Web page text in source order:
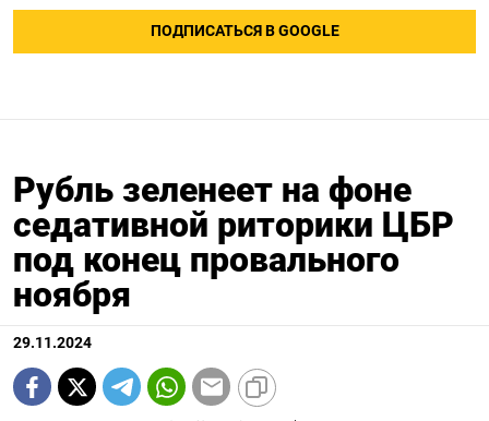
ПОДПИСАТЬСЯ В GOOGLE
Рубль зеленеет на фоне
седативной риторики ЦБР
под конец провального
ноября
29.11.2024